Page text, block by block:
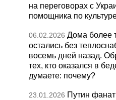
на переговорах с
помощника по
06.02.2026 Дома более
остались без
восемь дней назад.
тех, кто оказался в
думаете: почему?
23.01.2026 Путин